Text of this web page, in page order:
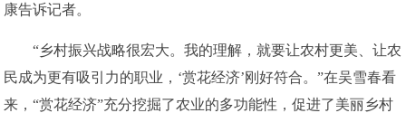
康告诉记者。
“乡村振兴战略很宏大。我的理解，就要让农村更美、让农
民成为更有吸引力的职业，‘赏花经济’刚好符合。”在吴雪春看
来，“赏花经济”充分挖掘了农业的多功能性，促进了美丽乡村